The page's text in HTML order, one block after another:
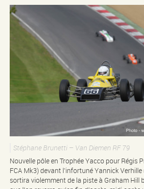
Stéphane Brunetti – Van Diemen RF 79
Nouvelle pôle en Trophée Yacco pour Régis
FCA Mk3) devant l’infortuné Yannick
sortira violemment de la piste à Graham Hill